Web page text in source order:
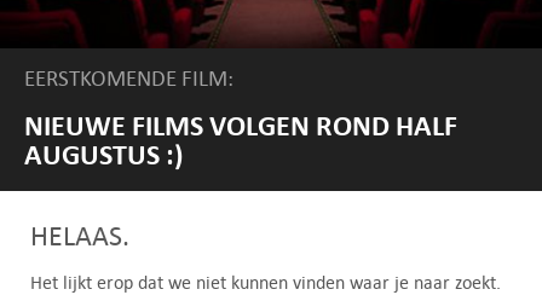
EERSTKOMENDE FILM:
NIEUWE FILMS VOLGEN ROND HALF
AUGUSTUS :)
HELAAS.
Het lijkt erop dat we niet kunnen vinden waar je naar zoekt.